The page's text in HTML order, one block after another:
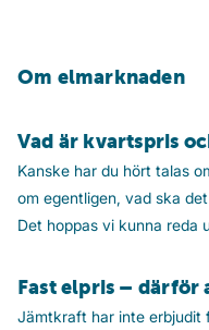
Om elmarknaden
Vad är kvartspris
Kanske har du hört talas
om egentligen, vad ska
Det hoppas vi kunna reda
Fast elpris –
Jämtkraft har inte erbjudit